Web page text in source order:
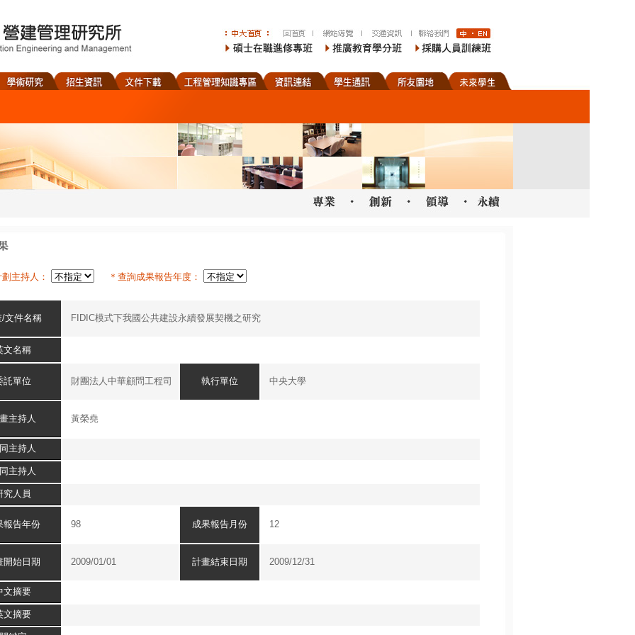
主持人： ＊查詢成果報告年度：
/文件名稱 FIDIC模式下我國公共建設永續發展契機之研究
文名稱
託單位 財團法人中華顧問工程司 執行單位 中央大學
主持人 黃榮堯
主持人
主持人
究人員
報告年份 98 成果報告月份 12
開始日期 2009/01/01 計畫結束日期 2009/12/31
文摘要
文摘要